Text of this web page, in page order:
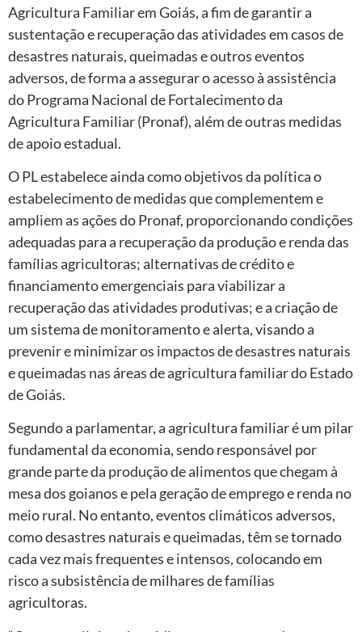
Agricultura Familiar em Goiás, a fim de garantir a
sustentação e recuperação das atividades em casos de
desastres naturais, queimadas e outros eventos
adversos, de forma a assegurar o acesso à assistência
do Programa Nacional de Fortalecimento da
Agricultura Familiar (Pronaf), além de outras medidas
de apoio estadual.
O PL estabelece ainda como objetivos da política o
estabelecimento de medidas que complementem e
ampliem as ações do Pronaf, proporcionando condições
adequadas para a recuperação da produção e renda das
famílias agricultoras; alternativas de crédito e
financiamento emergenciais para viabilizar a
recuperação das atividades produtivas; e a criação de
um sistema de monitoramento e alerta, visando a
prevenir e minimizar os impactos de desastres naturais
e queimadas nas áreas de agricultura familiar do Estado
de Goiás.
Segundo a parlamentar, a agricultura familiar é um pilar
fundamental da economia, sendo responsável por
grande parte da produção de alimentos que chegam à
mesa dos goianos e pela geração de emprego e renda no
meio rural. No entanto, eventos climáticos adversos,
como desastres naturais e queimadas, têm se tornado
cada vez mais frequentes e intensos, colocando em
risco a subsistência de milhares de famílias
agricultoras.